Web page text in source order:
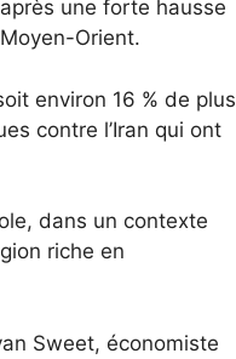
une forte hausse
Orient.
environ 16 % de plus
contre l’Iran qui ont
dans un contexte
riche en
Sweet, économiste